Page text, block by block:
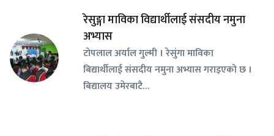
रेसुङ्गा माविका विद्यार्थीलाई संसदीय नमुना
अभ्यास
टोपलाल अर्याल गुल्मी । रेसुंगा माविका
बिद्यार्थीलाई संसदीय नमुना अभ्यास गराइएको छ ।
बिद्यालय उमेरबाटै…